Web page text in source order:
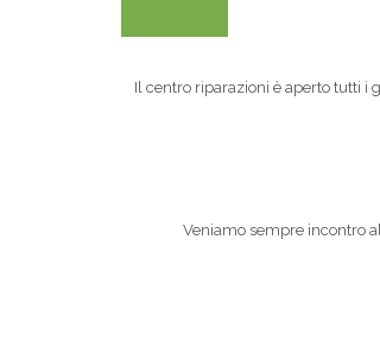
Il centro riparazioni è aperto tutti i
Veniamo sempre incontro